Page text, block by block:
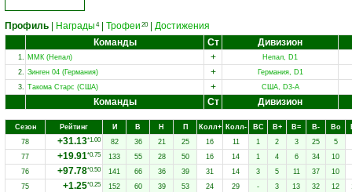
Профиль Награды 4| Трофеи 20| Достижения
Команды
Ст Дивизион
1. ММК (Непал) +
Непал, D1
2. Зинген 04 (Германия) +
Германия, D1
3. Такома Старс (США) + США, D3-A
Команды Ст Дивизион
Сезон Рейтинг И В Н П Колл+ Колл- ВC В+ В= В- Вo
78
+31.13*1.00 82 36 21 25 16 11 1 2 3 25
5
77
+19.91*0.75 133 55 28 50 16 14 1 4 6 34
10
76
+97.78*0.50 141 66 36 39 31 14 3 5 11 37
10
75
+1.25*0.25 152 60 39 53 24 29 - 3 13 32 12